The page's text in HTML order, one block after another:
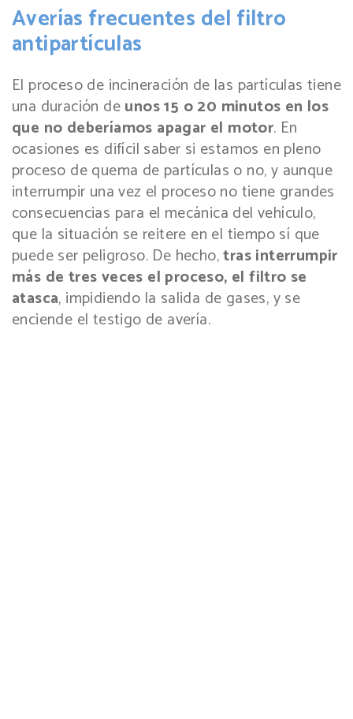
Averías frecuentes del filtro
antipartículas
El proceso de incineración de las partículas tiene
una duración deunos 15 o 20 minutos en los
que no deberíamos apagar el motor. En
ocasiones es difícil saber si estamos en pleno
proceso de quema de partículas o no, y aunque
interrumpir una vez el proceso no tiene grandes
consecuencias para el mecánica del vehículo,
que la situación se reitere en el tiempo sí que
puede ser peligroso. De hecho,tras interrumpir
más de tres veces el proceso, el filtro se
atasca, impidiendo la salida de gases, y se
enciende el testigo de avería.